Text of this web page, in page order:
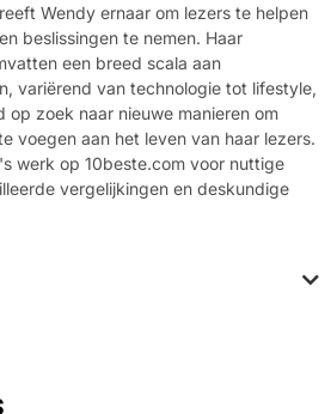
Wendy ernaar om lezers te helpen
beslissingen te nemen. Haar
een breed scala aan
variërend van technologie tot lifestyle,
op zoek naar nieuwe manieren om
voegen aan het leven van haar lezers.
werk op 10beste.com voor nuttige
vergelijkingen en deskundige